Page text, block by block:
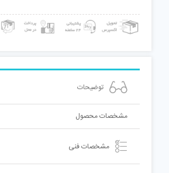
توضیحات
مشخصات محصول
مشخصات فنی